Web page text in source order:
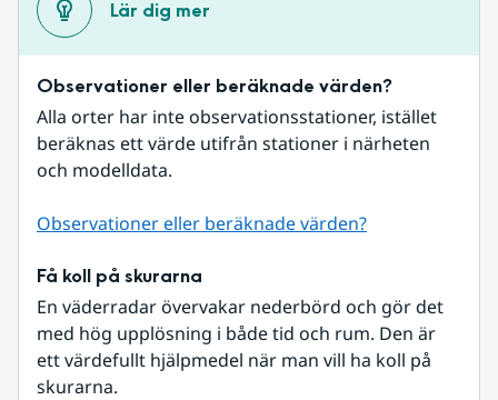
Lär dig mer
Observationer eller beräknade värden?
Alla orter har inte observationsstationer, istället
beräknas ett värde utifrån stationer i närheten
och modelldata.
Observationer eller beräknade värden?
Få koll på skurarna
En väderradar övervakar nederbörd och gör det
med hög upplösning i både tid och rum. Den är
ett värdefullt hjälpmedel när man vill ha koll på
skurarna.